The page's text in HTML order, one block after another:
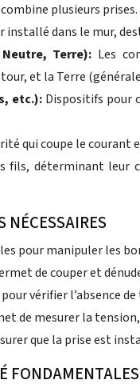
plusieurs prises.
installé dans le mur,
Terre): Les
et la Terre
etc.): Dispositifs pour
qui coupe le
fils, déterminant leur
NÉCESSAIRES
pour manipuler les
de couper et
vérifier l’absence
de mesurer la
que la prise est
FONDAMENTALES